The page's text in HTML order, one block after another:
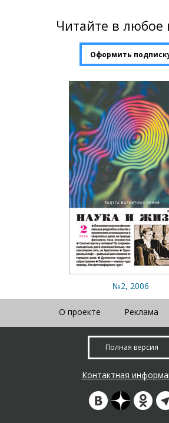
Читайте в любое
Оформить
№2, 2006
О проекте Реклама
Полная версия
Контактная